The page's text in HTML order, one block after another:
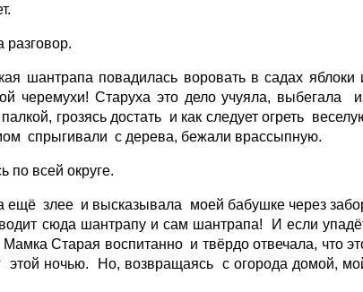
разговор.
шантрапа повадилась воровать в садах яблоки
черемухи! Старуха это дело учуяла, выбегала
грозясь достать и как следует огреть
спрыгивали с дерева, бежали врассыпную.
всей округе.
ещё злее и высказывала моей бабушке через
сюда шантрапу и сам шантрапа! И если
Старая воспитанно и твёрдо отвечала, что
этой ночью. Но, возвращаясь с огорода домой,